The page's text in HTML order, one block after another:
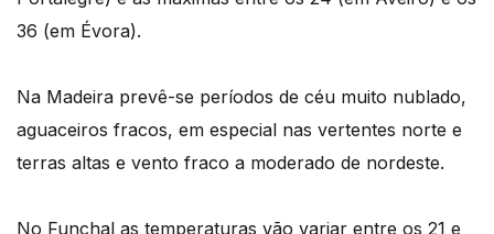
36 (em Évora).
Na Madeira prevê-se períodos de céu muito nublado,
aguaceiros fracos, em especial nas vertentes norte e
terras altas e vento fraco a moderado de nordeste.
No Funchal as temperaturas vão variar entre os 21 e